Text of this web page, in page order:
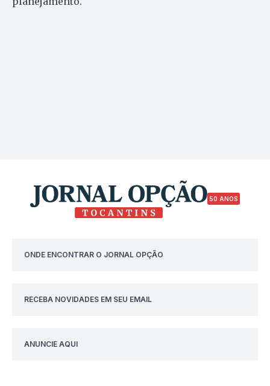
50 ANOS
ONDE ENCONTRAR O JORNAL OPÇÃO
RECEBA NOVIDADES EM SEU EMAIL
ANUNCIE AQUI